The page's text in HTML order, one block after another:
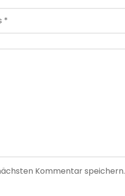
Kommentar speichern.